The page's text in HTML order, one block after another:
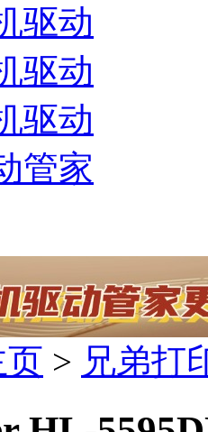
驱动
驱动
驱动
管家
页 > 兄弟打